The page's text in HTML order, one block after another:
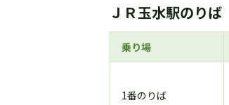
ＪＲ玉水駅のりば
乗り場
1番のりば